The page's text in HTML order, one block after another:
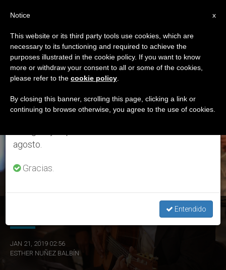
ETIQUETA
Posts Tagged
‘Chabuca’
ÚLTIMAS NOTICIAS
JAN 21, 2019 02:56
ESTHER NUÑEZ BALBÍN
×
Aviso importante
Del 27 de julio al 7 de agosto haremos la pausa
anual, aprovechando que en el periodo de verano
se generan menos informaciones y también el
agosto.
Gracias.
Entendido
x
Notice
This website or its third party tools use cookies, which are
necessary to its functioning and required to achieve the
purposes illustrated in the cookie policy. If you want to know
more or withdraw your consent to all or some of the cookies,
please refer to the cookie policy
By closing this banner, scrolling this page, clicking a link or
continuing to browse otherwise, you agree to the use of cookies.